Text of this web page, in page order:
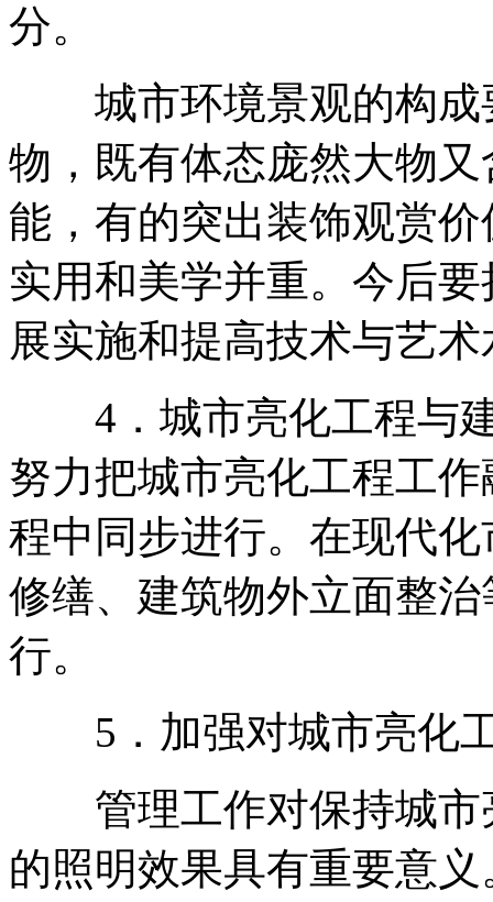
分。
城市环境景观的构成
物，既有体态庞然大物
能，有的突出装饰观赏
实用和美学并重。今后
展实施和提高技术与艺
4．城市亮化工程与
努力把城市亮化工程工
程中同步进行。在现代
修缮、建筑物外立面整
行。
5．加强对城市亮化
管理工作对保持城市
的照明效果具有重要意